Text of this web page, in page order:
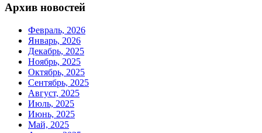
Архив новостей
Февраль, 2026
Январь, 2026
Декабрь, 2025
Ноябрь, 2025
Октябрь, 2025
Сентябрь, 2025
Август, 2025
Июль, 2025
Июнь, 2025
Май, 2025